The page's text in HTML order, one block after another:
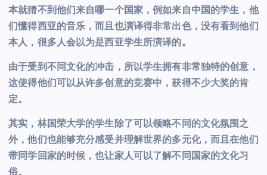
本就猜不到他们来自哪一个国家，例如来自中国的学生，他
们懂得西亚的音乐，而且也演译得非常出色，没有看到他们
本人，很多人会以为是西亚学生所演译的。
由于受到不同文化的冲击，所以学生拥有非常独特的创意，
这使得他们可以从许多创意的竞赛中，获得不少大奖的肯
定。
其实，林国荣大学的学生除了可以领略不同的文化氛围之
外，他们也能够充分感受并理解世界的多元化，而且在他们
带同学回家的时候，也让家人可以了解不同国家的文化习
俗。